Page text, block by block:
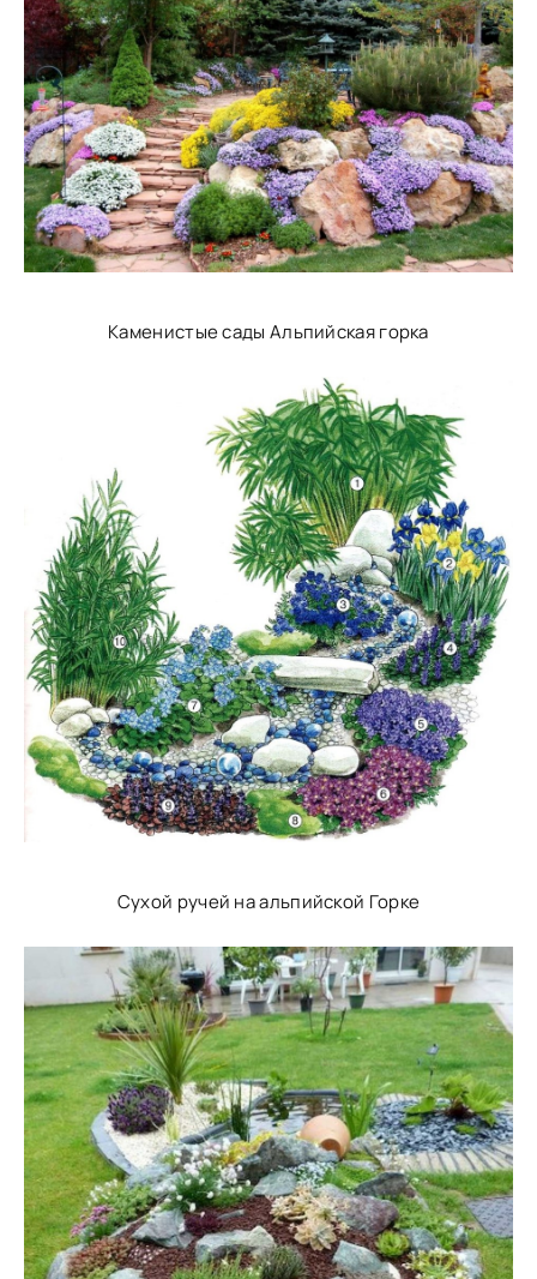
Каменистые сады Альпийская горка
Сухой ручей на альпийской Горке